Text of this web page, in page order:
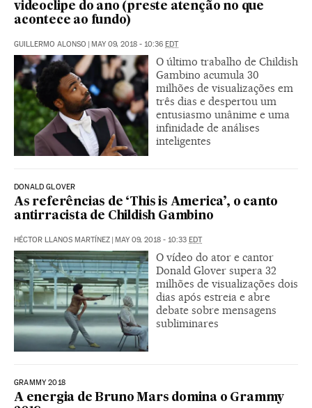
videoclipe do ano (preste atenção no que
acontece ao fundo)
GUILLERMO ALONSO MAY 09, 2018 - 10:36 EDT
O último trabalho de Childish
Gambino acumula 30
milhões de visualizações em
três dias e despertou um
entusiasmo unânime e uma
infinidade de análises
inteligentes
DONALD GLOVER
As referências de ‘This is America’, o canto
antirracista de Childish Gambino
HÉCTOR LLANOS MARTÍNEZ | MAY 09, 2018 - 10:33 EDT
O vídeo do ator e cantor
Donald Glover supera 32
milhões de visualizações dois
dias após estreia e abre
debate sobre mensagens
subliminares
GRAMMY 2018
A energia de Bruno Mars domina o Grammy